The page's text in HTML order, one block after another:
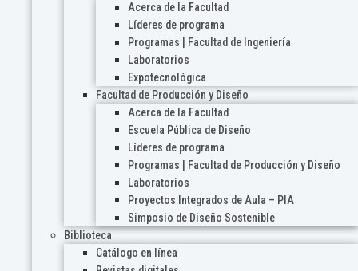
Acerca de la Facultad
Líderes de programa
Programas | Facultad de Ingeniería
Laboratorios
Expotecnológica
Facultad de Producción y Diseño
Acerca de la Facultad
Escuela Pública de Diseño
Líderes de programa
Programas | Facultad de Producción y Diseño
Laboratorios
Proyectos Integrados de Aula – PIA
Simposio de Diseño Sostenible
Biblioteca
Catálogo en línea